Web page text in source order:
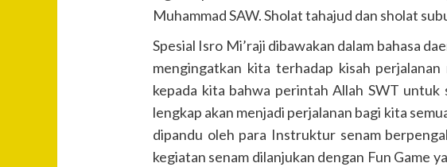
Muhammad SAW. Sholat tahajud dan sholat
Spesial Isro Mi’raji dibawakan dalam bahasa
mengingatkan kita terhadap kisah
kepada kita bahwa perintah Allah SWT untuk
lengkap akan menjadi perjalanan bagi kita
dipandu oleh para Instruktur senam
kegiatan senam dilanjukan dengan Fun Game